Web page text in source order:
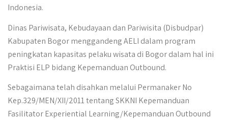
Indonesia.
Dinas Pariwisata, Kebudayaan dan Pariwisita (Disbudpar)
Kabupaten Bogor menggandeng AELI dalam program
peningkatan kapasitas pelaku wisata di Bogor dalam hal ini
Praktisi ELP bidang Kepemanduan Outbound.
Sebagaimana telah disahkan melalui Permanaker No
Kep.329/MEN/XII/2011 tentang SKKNI Kepemanduan
Fasilitator Experiential Learning/Kepemanduan Outbound